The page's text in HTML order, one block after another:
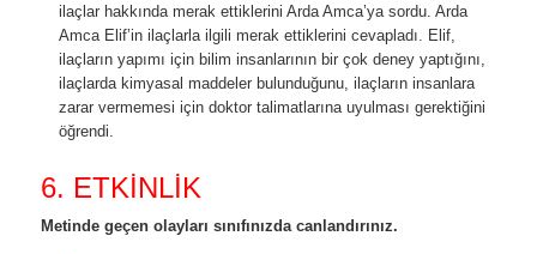
ilaçlar hakkında merak ettiklerini Arda Amca’ya sordu. Arda
Amca Elif’in ilaçlarla ilgili merak ettiklerini cevapladı. Elif,
ilaçların yapımı için bilim insanlarının bir çok deney yaptığını,
ilaçlarda kimyasal maddeler bulunduğunu, ilaçların insanlara
zarar vermemesi için doktor talimatlarına uyulması gerektiğini
öğrendi.
6. ETKİNLİK
Metinde geçen olayları sınıfınızda canlandırınız.